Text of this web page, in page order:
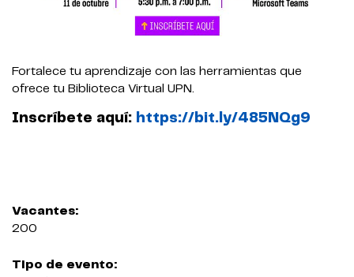
Fortalece tu aprendizaje con las herramientas que
ofrece tu Biblioteca Virtual UPN.
Inscríbete aquí: https://bit.ly/485NQg9
Vacantes:
200
Tipo de evento: